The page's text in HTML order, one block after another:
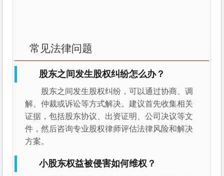
常见法律问题
股东之间发生股权纠纷怎么办？
股东之间发生股权纠纷，可以通过协商、调
解、仲裁或诉讼等方式解决。建议首先收集相关
证据，包括股东协议、出资证明、公司决议等文
件，然后咨询专业股权律师评估法律风险和解决
方案。
小股东权益被侵害如何维权？